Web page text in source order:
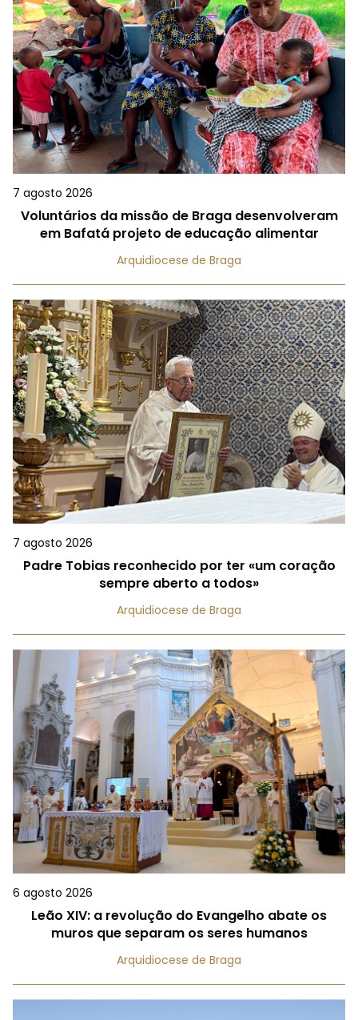
7 agosto 2026
Voluntários da missão de Braga desenvolveram
em Bafatá projeto de educação alimentar
Arquidiocese de Braga
7 agosto 2026
Padre Tobias reconhecido por ter «um coração
sempre aberto a todos»
Arquidiocese de Braga
6 agosto 2026
Leão XIV: a revolução do Evangelho abate os
muros que separam os seres humanos
Arquidiocese de Braga